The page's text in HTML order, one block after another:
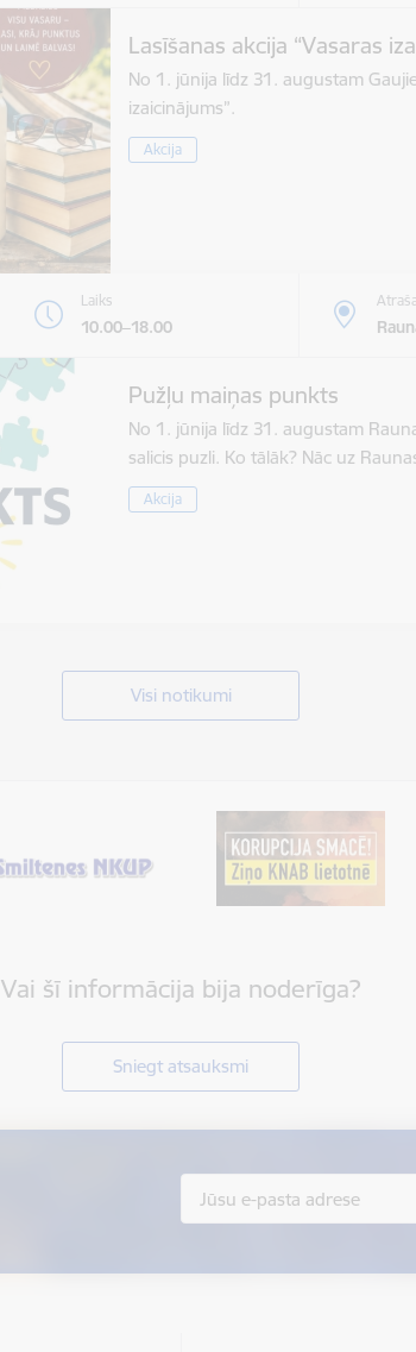
Lasīšanas akcija “Vasaras
No 1. jūnija līdz 31. augustam
izaicinājums”.
Akcija
Laiks
10.00–18.00
Pužļu maiņas punkts
No 1. jūnija līdz 31. augustam
salicis puzli. Ko tālāk? Nāc uz
Akcija
Visi notikumi
Vai šī informācija bija noderīga?
Sniegt atsauksmi